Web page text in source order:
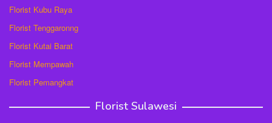
Florist Kubu Raya
Florist Tenggaronng
Florist Kutai Barat
Florist Mempawah
Florist Pemangkat
Florist Sulawesi